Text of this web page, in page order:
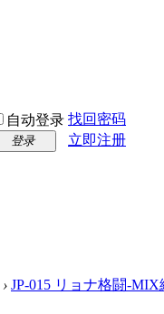
自动登录 找回密码
登录 立即注册
› JP-015 リョナ格闘-MIX